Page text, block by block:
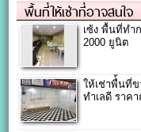
พื้นที่ให้เช่าที่อาจสนใจ
เซ้ง พื้นที่ทำ
2000 ยูนิต
ให้เช่าพื่้นที่
ทำเลดี ราค